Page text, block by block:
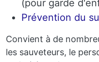
(pour garde
Prévention du
Convient à de
les sauveteurs, le